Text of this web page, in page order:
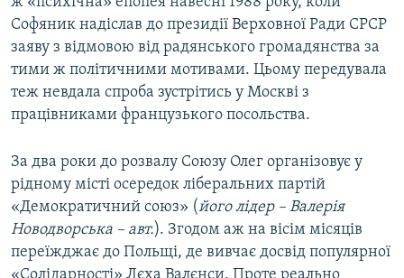
Софяник надіслав до президії Верховної Ради СРСР
заяву з відмовою від радянського громадянства за
тими ж політичними мотивами. Цьому передувала
теж невдала спроба зустрітись у Москві з
працівниками французького посольства.
За два роки до розвалу Союзу Олег організовує у
рідному місті осередок ліберальних партій
«Демократичний союз» (його лідер – Валерія
Новодворська – авт.). Згодом аж на вісім місяців
переїжджає до Польщі, де вивчає досвід популярної